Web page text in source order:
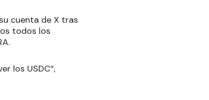
cuenta de X tras
todos los
los USDC“,